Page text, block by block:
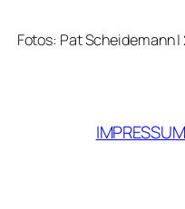
Fotos: Pat Scheidemann
IMPRESSUM